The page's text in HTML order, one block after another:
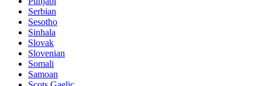
Serbian
Sesotho
Sinhala
Slovak
Slovenian
Somali
Samoan